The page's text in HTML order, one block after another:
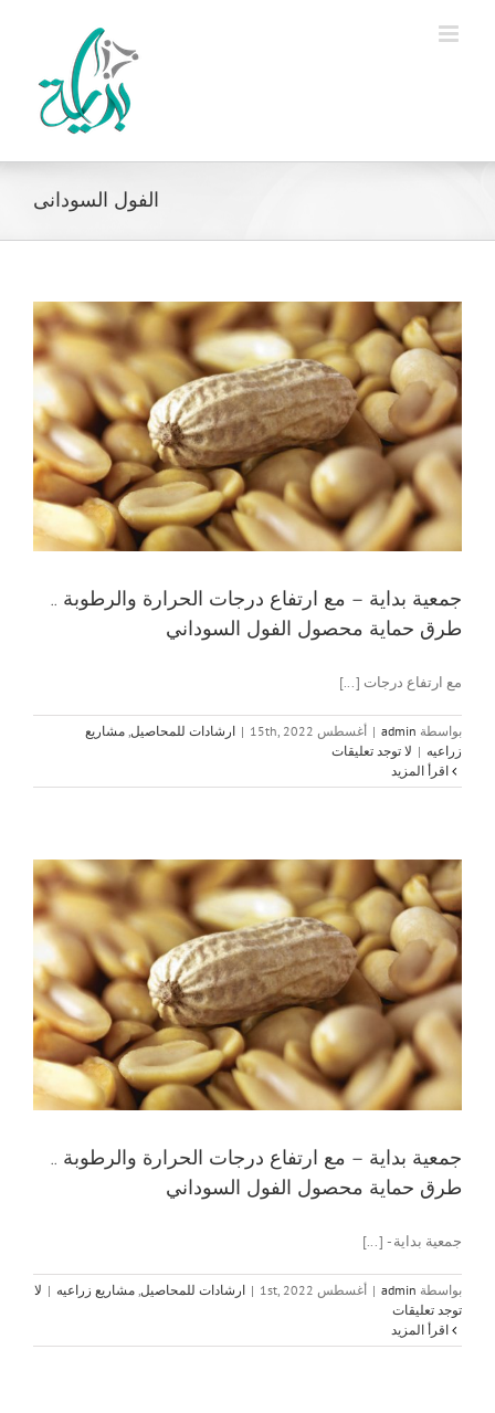
الفول السودانى
جمعية بداية – مع ارتفاع درجات الحرارة والرطوبة ..
طرق حماية محصول الفول السوداني
مع ارتفاع درجات [...]
بواسطة admin
| أغسطس 15th, 2022 | ارشادات للمحاصيل, مشاريع
زراعيه | لا توجد تعليقات
جمعية بداية – مع ارتفاع درجات الحرارة والرطوبة ..
طرق حماية محصول الفول السوداني
جمعية بداية - [...]
بواسطة admin
| أغسطس 1st, 2022 | ارشادات للمحاصيل مشاريع زراعيه | لا
توجد تعليقات